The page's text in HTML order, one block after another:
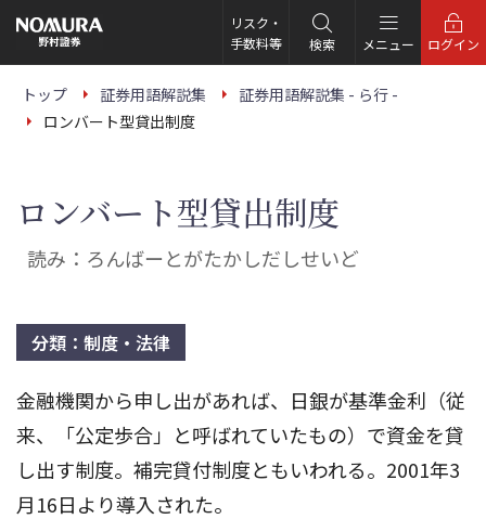
の
ー
リスク・
手数料等
検索 メニュー ログイン
トップ 証券用語解説集
証券用語解説集 - ら行 -
ロンバート型貸出制度
ロンバート型貸出制度
読み：ろんばーとがたかしだしせいど
分類：制度・法律
金融機関から申し出があれば、日銀が基準金利（従
来、「公定歩合」と呼ばれていたもの）で資金を貸
し出す制度。補完貸付制度ともいわれる。2001年3
月16日より導入された。